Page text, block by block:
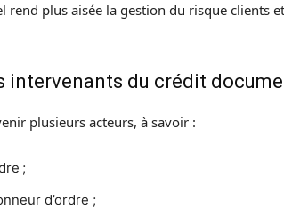
rend plus aisée la gestion du risque clients
intervenants du crédit
plusieurs acteurs, à savoir :
;
d’ordre ;